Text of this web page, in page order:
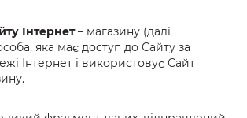
Інтернет– магазину (далі
яка має доступ до Сайту за
Інтернет і використовує Сайт